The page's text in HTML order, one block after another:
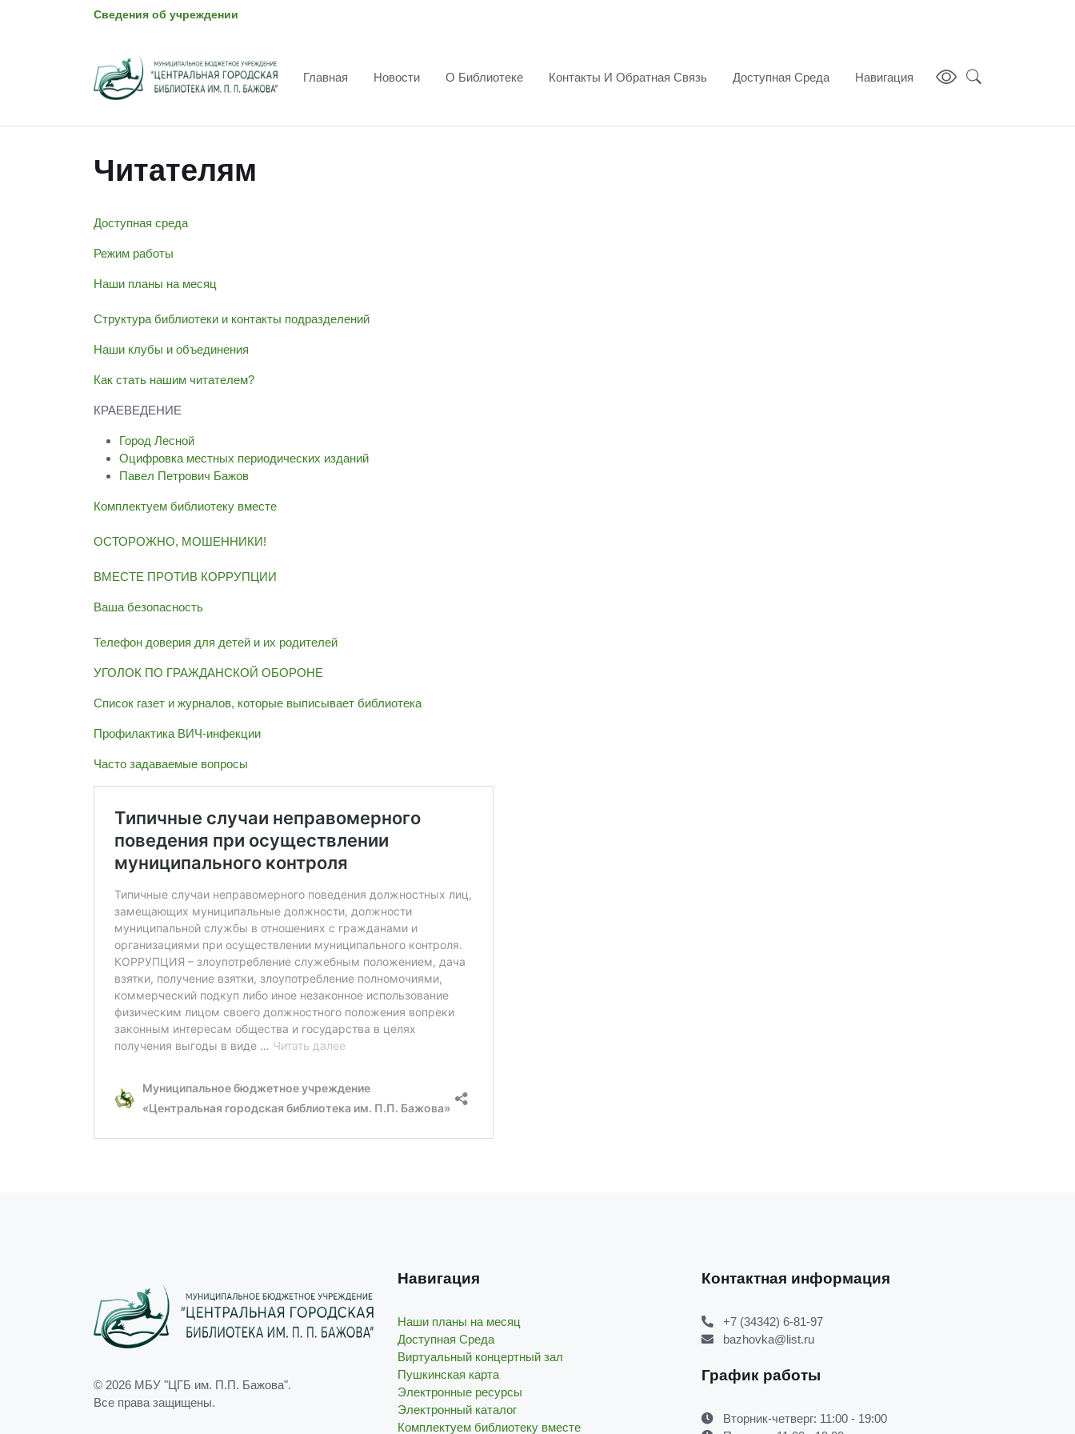
Сведения об учреждении
Главная Новости О Библиотеке Контакты И Обратная Связь Доступная Среда Навигация
Читателям
Доступная среда
Режим работы
Наши планы на месяц
Структура библиотеки и контакты подразделений
Наши клубы и объединения
Как стать нашим читателем?
КРАЕВЕДЕНИЕ
Город Лесной
Оцифровка местных периодических изданий
Павел Петрович Бажов
Комплектуем библиотеку вместе
ОСТОРОЖНО, МОШЕННИКИ!
ВМЕСТЕ ПРОТИВ КОРРУПЦИИ
Ваша безопасность
Телефон доверия для детей и их родителей
УГОЛОК ПО ГРАЖДАНСКОЙ ОБОРОНЕ
Список газет и журналов, которые выписывает библиотека
Профилактика ВИЧ-инфекции
Часто задаваемые вопросы
© 2026 МБУ "ЦГБ им. П.П. Бажова".
Все права защищены.
Навигация
Наши планы на месяц
Доступная Среда
Виртуальный концертный зал
Пушкинская карта
Электронные ресурсы
Электронный каталог
Комплектуем библиотеку вместе
Контактная информация
+7 (34342) 6-81-97
bazhovka@list.ru
График работы
Вторник-четверг: 11:00 - 19:00